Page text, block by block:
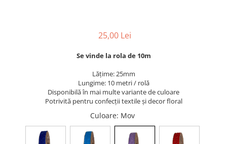
25,00 Lei
Se vinde la rola de 10m
Lățime: 25mm
Lungime: 10 metri / rolă
Disponibilă în mai multe variante de culoare
Potrivită pentru confecții textile și decor floral
Culoare: Mov